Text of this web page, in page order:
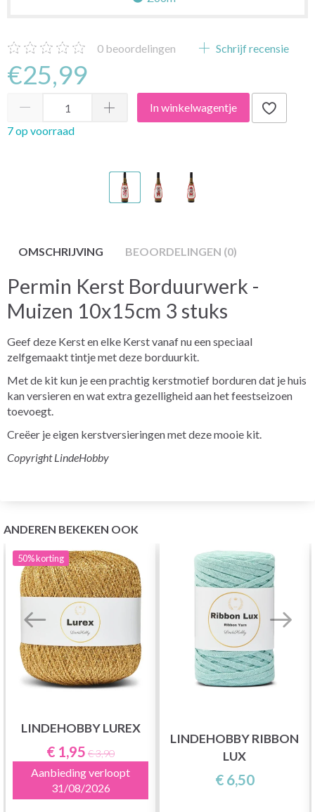
0 beoordelingen Schrijf recensie
€25,99
In winkelwagentje
7 op voorraad
OMSCHRIJVING BEOORDELINGEN (0)
Permin Kerst Borduurwerk -
Muizen 10x15cm 3 stuks
Geef deze Kerst en elke Kerst vanaf nu een speciaal
zelfgemaakt tintje met deze borduurkit.
Met de kit kun je een prachtig kerstmotief borduren dat je huis
kan versieren en wat extra gezelligheid aan het feestseizoen
toevoegt.
Creëer je eigen kerstversieringen met deze mooie kit.
Copyright LindeHobby
ANDEREN BEKEKEN OOK
50%korting
LINDEHOBBY LUREX
€ 1,95 € 3,90
Aanbieding verloopt
31/08/2026
LINDEHOBBY RIBBON
LUX
€ 6,50